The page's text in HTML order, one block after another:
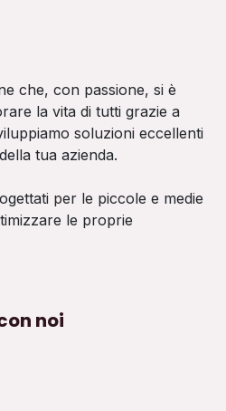
che, con passione, si è
la vita di tutti grazie a
soluzioni eccellenti
tua azienda.
per le piccole e medie
le proprie
noi